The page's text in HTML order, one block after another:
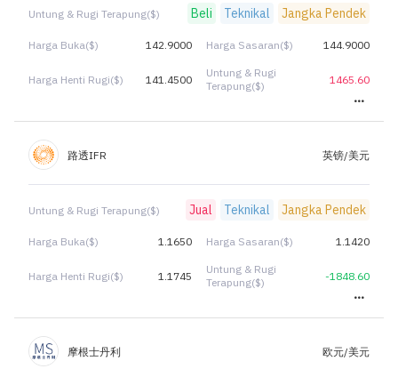
Untung & Rugi Terapung($) Beli Teknikal Jangka Pendek
Harga Buka($) 142.9000 Harga Sasaran($) 144.9000
Harga Henti Rugi($) 141.4500
Untung & Rugi
Terapung($)
1465.60
路透IFR 英镑/美元
Untung & Rugi Terapung($) Jual Teknikal Jangka Pendek
Harga Buka($) 1.1650 Harga Sasaran($) 1.1420
Harga Henti Rugi($) 1.1745
Untung & Rugi
Terapung($)
-1848.60
摩根士丹利 欧元/美元